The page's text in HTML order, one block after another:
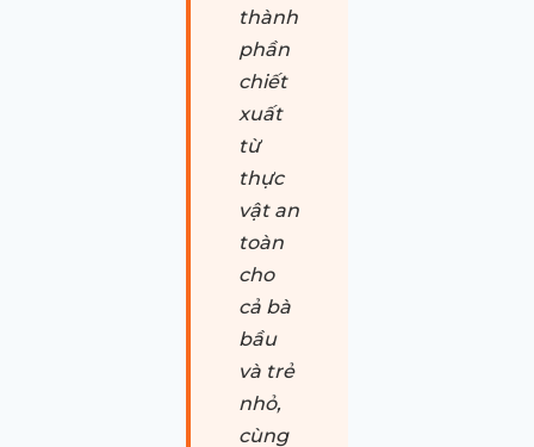
thành
phần
chiết
xuất
từ
thực
vật an
toàn
cho
cả bà
bầu
và trẻ
nhỏ,
cùng